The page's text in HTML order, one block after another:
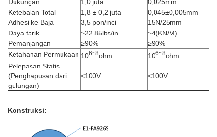
Dukungan 1,0 juta
0,025mm
Ketebalan Total
1,8 ± 0,2 juta
0,045±0,005mm
Adhesi ke Baja
3,5 pon/inci
15N/25mm
Daya tarik
≥22.85lbs/in
≥4(KN/M)
Pemanjangan
≥90%
≥90%
Ketahanan Permukaan 106~8ohm 106~8ohm
Pelepasan Statis
(Penghapusan dari
gulungan)
<100V <100V
Konstruksi: